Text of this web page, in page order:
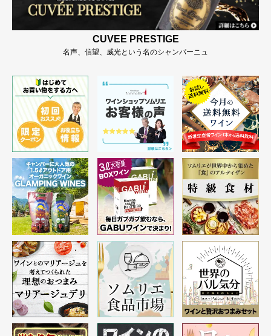
CUVEE PRESTIGE
名声、信望、威光という名のシャンパーニュ